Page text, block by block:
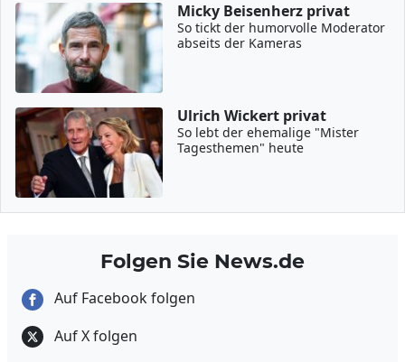
Micky Beisenherz privat
So tickt der humorvolle Moderator
abseits der Kameras
Ulrich Wickert privat
So lebt der ehemalige "Mister
Tagesthemen" heute
Folgen Sie News.de
Auf Facebook folgen
Auf X folgen